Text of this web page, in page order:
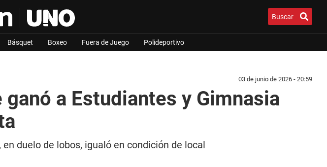
Buscar
Básquet Boxeo Fuera de Juego Polideportivo
03 de junio de 2026 - 20:59
a Estudiantes y Gimnasia
duelo de lobos, igualó en condición de local